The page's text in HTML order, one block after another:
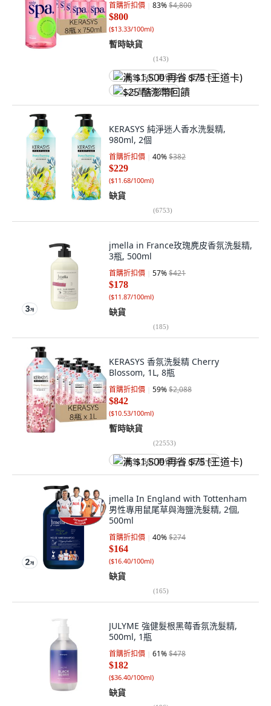
首購折扣價 83%$4,800
$800
($13.33/100ml)
暫時缺貨
(143)
满 $1,500 再省 $75 (王道卡)
$25 酷澎幣回饋
KERASYS 純淨迷人香水洗髮精,
980ml, 2個
首購折扣價 40%$382
$229
($11.68/100ml)
缺貨
(6753)
jmella in France玫瑰麂皮香氛洗髮精,
3瓶, 500ml
首購折扣價 57%$421
$178
($11.87/100ml)
缺貨
(185)
KERASYS 香氛洗髮精 Cherry
Blossom, 1L, 8瓶
首購折扣價 59%$2,088
$842
($10.53/100ml)
暫時缺貨
(22553)
满 $1,500 再省 $75 (王道卡)
jmella In England with Tottenham
男性專用鼠尾草與海鹽洗髮精, 2個,
500ml
首購折扣價 40%$274
$164
($16.40/100ml)
缺貨
(165)
JULYME 強健髮根黑莓香氛洗髮精,
500ml, 1瓶
首購折扣價 61%$478
$182
($36.40/100ml)
缺貨